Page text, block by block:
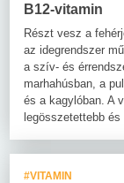
B12-vitamin
Részt vesz a
az idegrendszer
a szív- és
marhahúsban, a
és a kagylóban. A
legösszetettebb és
#VITAMIN